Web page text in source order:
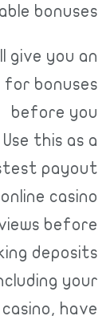
will give
for
before
Use this
fastest
online
reviews
making
including
casino,